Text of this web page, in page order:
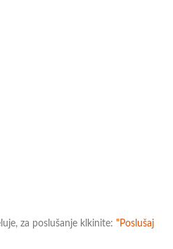
za poslušanje klkinite: "Poslušaj